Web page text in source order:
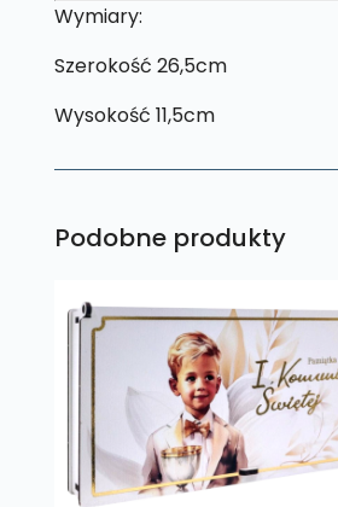
Wymiary:
Szerokość 26,5cm
Wysokość 11,5cm
Podobne produkty